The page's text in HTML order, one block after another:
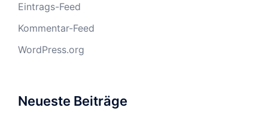
Eintrags-Feed
Kommentar-Feed
WordPress.org
Neueste Beiträge